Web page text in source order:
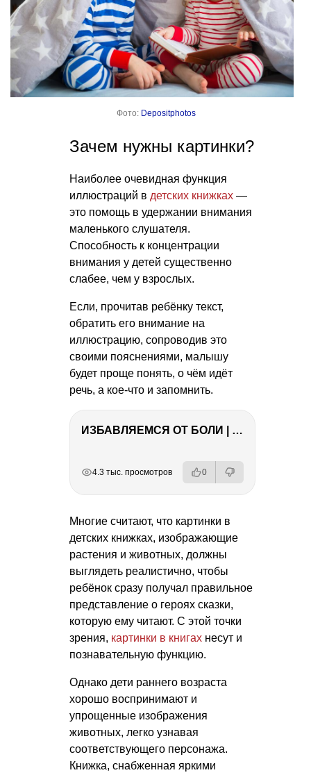
Фото: Depositphotos
Зачем нужны картинки?
Наиболее очевидная функция
иллюстраций в детских книжках —
это помощь в удержании внимания
маленького слушателя.
Способность к концентрации
внимания у детей существенно
слабее, чем у взрослых.
Если, прочитав ребёнку текст,
обратить его внимание на
иллюстрацию, сопроводив это
своими пояснениями, малышу
будет проще понять, о чём идёт
речь, а кое-что и запомнить.
ИЗБАВЛЯЕМСЯ ОТ БОЛИ | Важность режима и питания
4.3 тыс. просмотров 0
Многие считают, что картинки в
детских книжках, изображающие
растения и животных, должны
выглядеть реалистично, чтобы
ребёнок сразу получал правильное
представление о героях сказки,
которую ему читают. С этой точки
зрения, картинки в книгах несут и
познавательную функцию.
Однако дети раннего возраста
хорошо воспринимают и
упрощенные изображения
животных, легко узнавая
соответствующего персонажа.
Книжка, снабженная яркими